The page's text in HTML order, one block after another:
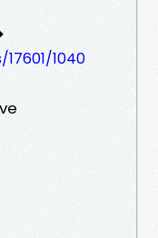
1040